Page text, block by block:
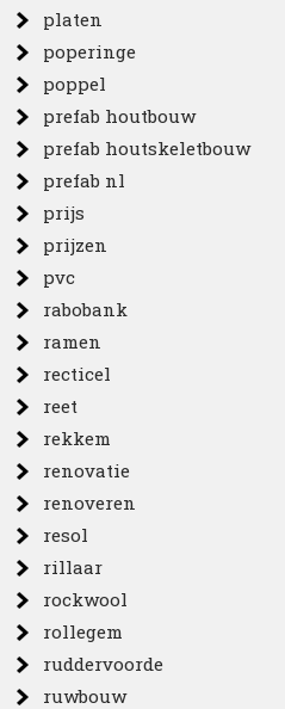
platen
poperinge
poppel
prefab houtbouw
prefab houtskeletbouw
prefab nl
prijs
prijzen
pvc
rabobank
ramen
recticel
reet
rekkem
renovatie
renoveren
resol
rillaar
rockwool
rollegem
ruddervoorde
ruwbouw